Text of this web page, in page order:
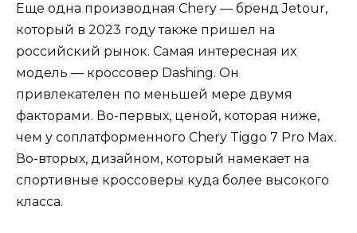
Еще одна производная Chery — бренд Jetour,
который в 2023 году также пришел на
российский рынок. Самая интересная их
модель — кроссовер Dashing. Он
привлекателен по меньшей мере двумя
факторами. Во-первых, ценой, которая ниже,
чем у соплатформенного Chery Tiggo 7 Pro Max.
Во-вторых, дизайном, который намекает на
спортивные кроссоверы куда более высокого
класса.